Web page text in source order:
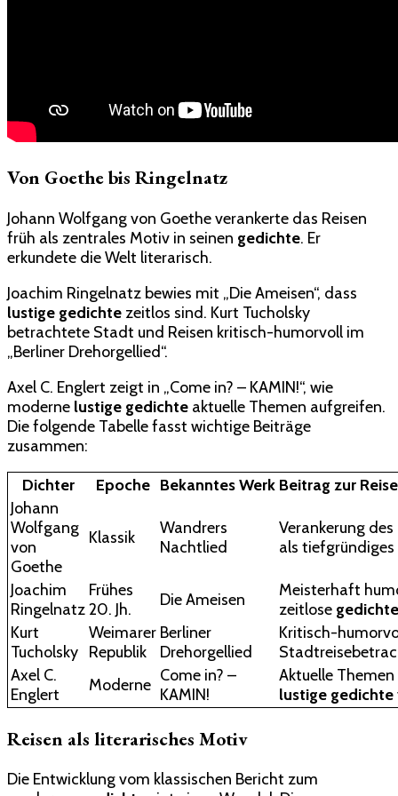
Von Goethe bis Ringelnatz
Johann Wolfgang von Goethe verankerte das Reisen
früh als zentrales Motiv in seinen gedichte. Er
erkundete die Welt literarisch.
Joachim Ringelnatz bewies mit „Die Ameisen“, dass
lustige gedichte zeitlos sind. Kurt Tucholsky
betrachtete Stadt und Reisen kritisch-humorvoll im
„Berliner Drehorgellied“.
Axel C. Englert zeigt in „Come in? – KAMIN!“, wie
moderne lustige gedichte aktuelle Themen aufgreifen.
Die folgende Tabelle fasst wichtige Beiträge
zusammen:
Dichter
Epoche Bekanntes Werk Beitrag zur
Johann
Wolfgang
von
Goethe
Klassik
Wandrers
Nachtlied
Verankerung des
als
Joachim
Ringelnatz
Frühes
20. Jh.
Die Ameisen
Meisterhaft
zeitlose gedichte
Kurt
Tucholsky
Weimarer
Republik
Berliner
Drehorgellied
Kritisch-
Axel C.
Englert
Moderne Come in? –
KAMIN!
Aktuelle Themen
lustige gedichte
Reisen als literarisches Motiv
Die Entwicklung vom klassischen Bericht zum